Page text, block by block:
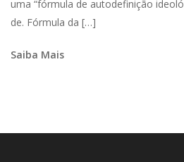
uma “fórmula de autodefinição
de. Fórmula da […]
Saiba Mais